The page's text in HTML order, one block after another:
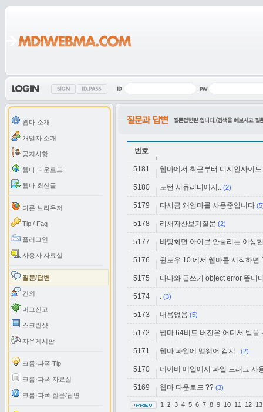
웹마 소개
개발자 소개
공지사항
웹마 다운로드
웹마 최신글
다른 브라우저
Tip / Faq
플러그인
사용자 자료실
질문/답변
건의
버그신고
스크린샷
자유게시판
크롬·파폭 Tip
크롬·파폭 자료실
크롬·파폭 질문/답변
번호
5181 웹마에서 최근부터 디시인사이
5180 노턴 시큐리티에서.. (2)
5179 다시금 왜임마를 사용중입니다
5178 리채자산보기질문 (2)
5177 바탕화면 아이콘 안눌리는 이상
5176 윈도우 10 에서 웹마를 시작하면
5175 다나와 글쓰기 object error 뜹니
5174 . (3)
5173 내용없음 (5)
5172 웹마 64비트 버전은 어디서 받을
5171 웹마 파일에 맬웨어 감지.. (2)
5170 네이버 메일에서 파일 드래그 사
5169 웹마 다운로드 ?? (3)
1 2 3 4 5 6 7 8 9 10 11 12